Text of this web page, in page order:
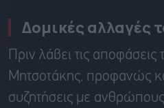
Δομικές αλλαγές
Πριν λάβει τις
Μητσοτάκης, προφανώς
συζητήσεις με